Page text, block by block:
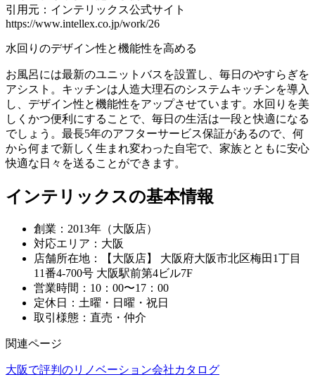
引用元：インテリックス公式サイト
https://www.intellex.co.jp/work/26
水回りのデザイン性と機能性を高める
お風呂には最新のユニットバスを設置し、毎日のやすらぎを
アシスト。キッチンは人造大理石のシステムキッチンを導入
し、デザイン性と機能性をアップさせています。水回りを美
しくかつ便利にすることで、毎日の生活は一段と快適になる
でしょう。最長5年のアフターサービス保証があるので、何
から何まで新しく生まれ変わった自宅で、家族とともに安心
快適な日々を送ることができます。
インテリックスの基本情報
創業：2013年（大阪店）
対応エリア：大阪
店舗所在地：【大阪店】 大阪府大阪市北区梅田1丁目
11番4-700号 大阪駅前第4ビル7F
営業時間：10：00〜17：00
定休日：土曜・日曜・祝日
取引様態：直売・仲介
関連ページ
大阪で評判のリノベーション会社カタログ